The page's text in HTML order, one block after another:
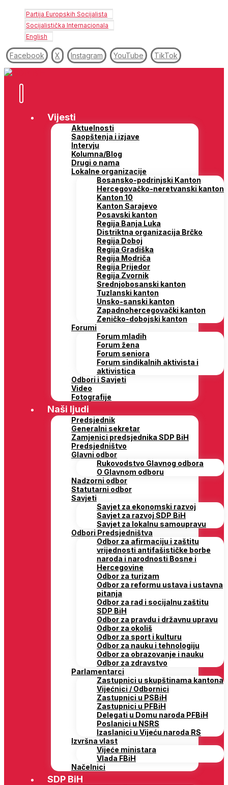
Partija Europskih Socijalista
Socijalistička Internacionala
English
Facebook X Instagram YouTube TikTok
Vijesti
Aktuelnosti
Saopštenja i izjave
Intervju
Kolumna/Blog
Drugi o nama
Lokalne organizacije
Bosansko-podrinjski Kanton
Hercegovačko-neretvanski kanton
Kanton 10
Kanton Sarajevo
Posavski kanton
Regija Banja Luka
Distriktna organizacija Brčko
Regija Doboj
Regija Gradiška
Regija Modriča
Regija Prijedor
Regija Zvornik
Srednjobosanski kanton
Tuzlanski kanton
Unsko-sanski kanton
Zapadnohercegovački kanton
Zeničko-dobojski kanton
Forumi
Forum mladih
Forum žena
Forum seniora
Forum sindikalnih aktivista i
aktivistica
Odbori i Savjeti
Video
Fotografije
Naši ljudi
Predsjednik
Generalni sekretar
Zamjenici predsjednika SDP BiH
Predsjedništvo
Glavni odbor
Rukovodstvo Glavnog odbora
O Glavnom odboru
Nadzorni odbor
Statutarni odbor
Savjeti
Savjet za ekonomski razvoj
Savjet za razvoj SDP BiH
Savjet za lokalnu samoupravu
Odbori Predsjedništva
Odbor za afirmaciju i zaštitu
vrijednosti antifašističke borbe
naroda i narodnosti Bosne i
Hercegovine
Odbor za turizam
Odbor za reformu ustava i ustavna
pitanja
Odbor za rad i socijalnu zaštitu
SDP BiH
Odbor za pravdu i državnu upravu
Odbor za okoliš
Odbor za sport i kulturu
Odbor za nauku i tehnologiju
Odbor za obrazovanje i nauku
Odbor za zdravstvo
Parlamentarci
Zastupnici u skupštinama kantona
Vijećnici / Odbornici
Zastupnici u PSBiH
Zastupnici u PFBiH
Delegati u Domu naroda PFBiH
Poslanici u NSRS
Izaslanici u Vijeću naroda RS
Izvršna vlast
Vijeće ministara
Vlada FBiH
Načelnici
SDP BiH